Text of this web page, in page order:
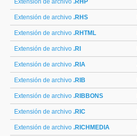
Extensión de archivo .RHP
Extensión de archivo .RHS
Extensión de archivo .RHTML
Extensión de archivo .RI
Extensión de archivo .RIA
Extensión de archivo .RIB
Extensión de archivo .RIBBONS
Extensión de archivo .RIC
Extensión de archivo .RICHMEDIA